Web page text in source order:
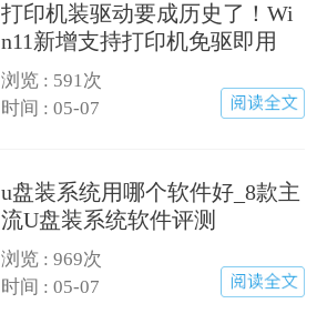
打印机装驱动要成历史了！Wi
n11新增支持打印机免驱即用
浏览 : 591次
时间 : 05-07
u盘装系统用哪个软件好_8款主
流U盘装系统软件评测
浏览 :969次
时间 : 05-07